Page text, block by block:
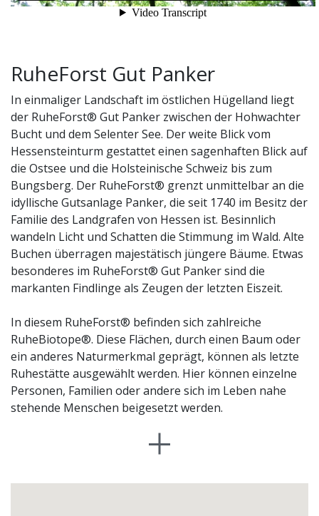
RuheForst Gut Panker
In einmaliger Landschaft im östlichen Hügelland liegt
der RuheForst® Gut Panker zwischen der Hohwachter
Bucht und dem Selenter See. Der weite Blick vom
Hessensteinturm gestattet einen sagenhaften Blick auf
die Ostsee und die Holsteinische Schweiz bis zum
Bungsberg. Der RuheForst® grenzt unmittelbar an die
idyllische Gutsanlage Panker, die seit 1740 im Besitz der
Familie des Landgrafen von Hessen ist. Besinnlich
wandeln Licht und Schatten die Stimmung im Wald. Alte
Buchen überragen majestätisch jüngere Bäume. Etwas
besonderes im RuheForst® Gut Panker sind die
markanten Findlinge als Zeugen der letzten Eiszeit.
In diesem RuheForst® befinden sich zahlreiche
RuheBiotope®. Diese Flächen, durch einen Baum oder
ein anderes Naturmerkmal geprägt, können als letzte
Ruhestätte ausgewählt werden. Hier können einzelne
Personen, Familien oder andere sich im Leben nahe
stehende Menschen beigesetzt werden.
Auf Trauerzeremonien kann, muss man aber nicht
verzichten; sie können individuell gestaltet werden. Die
Urnen beigesetzt. Eine namentliche Kennzeichnung des